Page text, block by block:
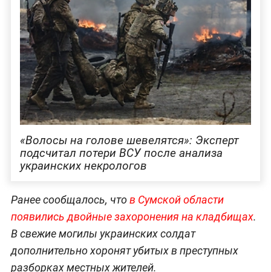
«Волосы на голове шевелятся»: Эксперт
подсчитал потери ВСУ после анализа
украинских некрологов
Ранее сообщалось, чтов Сумской области
появились двойные захоронения на кладбищах.
В свежие могилы украинских солдат
дополнительно хоронят убитых в преступных
разборках местных жителей.